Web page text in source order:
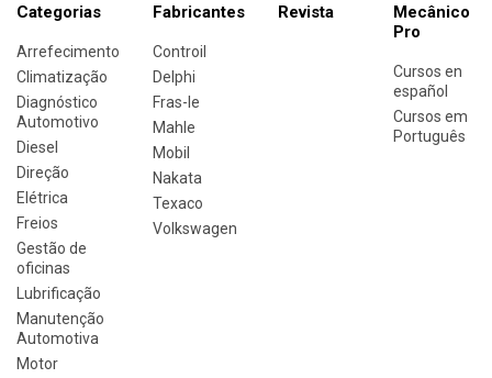
Categorias
Arrefecimento
Climatização
Diagnóstico
Automotivo
Diesel
Direção
Elétrica
Freios
Gestão de
oficinas
Lubrificação
Manutenção
Automotiva
Motor
Fabricantes
Controil
Delphi
Fras-le
Mahle
Mobil
Nakata
Texaco
Volkswagen
Revista
Mecânico
Pro
Cursos en
español
Cursos em
Português